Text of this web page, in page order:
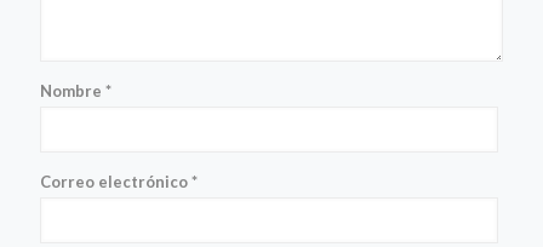
Nombre *
Correo electrónico*